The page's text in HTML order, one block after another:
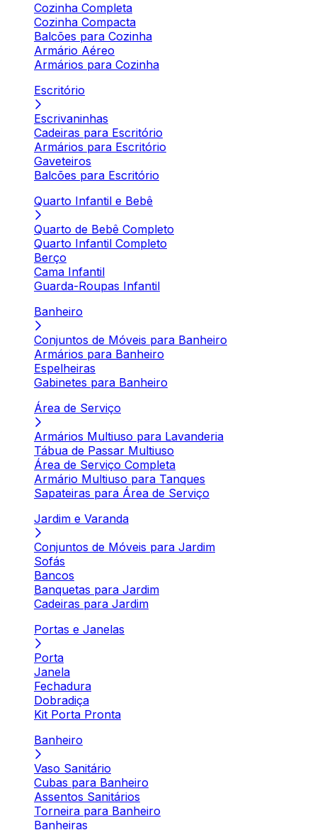
Cozinha Completa
Cozinha Compacta
Balcões para Cozinha
Armário Aéreo
Armários para Cozinha
Escritório
Escrivaninhas
Cadeiras para Escritório
Armários para Escritório
Gaveteiros
Balcões para Escritório
Quarto Infantil e Bebê
Quarto de Bebê Completo
Quarto Infantil Completo
Berço
Cama Infantil
Guarda-Roupas Infantil
Banheiro
Conjuntos de Móveis para Banheiro
Armários para Banheiro
Espelheiras
Gabinetes para Banheiro
Área de Serviço
Armários Multiuso para Lavanderia
Tábua de Passar Multiuso
Área de Serviço Completa
Armário Multiuso para Tanques
Sapateiras para Área de Serviço
Jardim e Varanda
Conjuntos de Móveis para Jardim
Sofás
Bancos
Banquetas para Jardim
Cadeiras para Jardim
Portas e Janelas
Porta
Janela
Fechadura
Dobradiça
Kit Porta Pronta
Banheiro
Vaso Sanitário
Cubas para Banheiro
Assentos Sanitários
Torneira para Banheiro
Banheiras